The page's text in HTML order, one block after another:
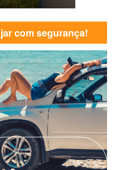
com segurança!